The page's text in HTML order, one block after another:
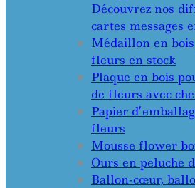
Découvrez nos
cartes messages
Médaillon en
fleurs en stock
Plaque en bois
de fleurs avec
Papier
fleurs
Mousse flower
Ours en peluche
Ballon-cœur,